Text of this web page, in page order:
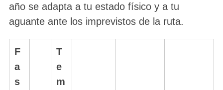
año se adapta a tu estado físico y a tu
aguante ante los imprevistos de la ruta.
F
a
s
T
e
m